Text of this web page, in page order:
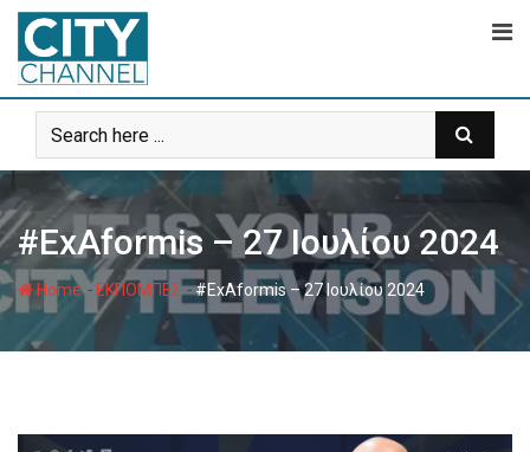
Skip
content
#ExAformis – 27 Ιουλίου 2024
Home- ΕΚΠΟΜΠΕΣ-#ExAformis – 27 Ιουλίου 2024